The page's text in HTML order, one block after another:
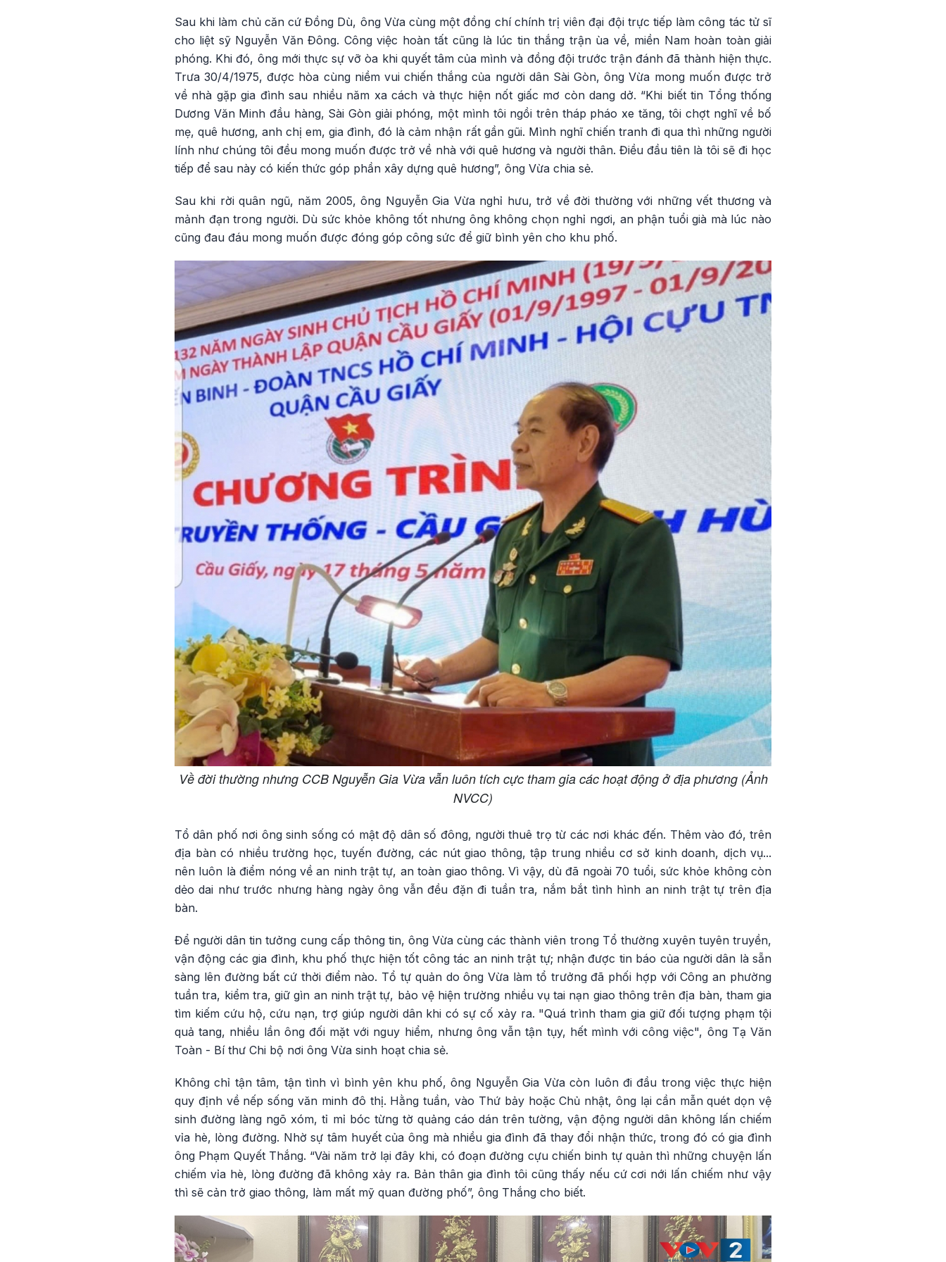
Sau khi làm chủ căn cứ Đồng Dù, ông Vừa cùng một đồng chí chính trị viên đại đội trực tiếp làm công tác tử sĩ
cho liệt sỹ Nguyễn Văn Đông. Công việc hoàn tất cũng là lúc tin thắng trận ùa về, miền Nam hoàn toàn giải
phóng. Khi đó, ông mới thực sự vỡ òa khi quyết tâm của mình và đồng đội trước trận đánh đã thành hiện thực.
Trưa 30/4/1975, được hòa cùng niềm vui chiến thắng của người dân Sài Gòn, ông Vừa mong muốn được trở
về nhà gặp gia đình sau nhiều năm xa cách và thực hiện nốt giấc mơ còn dang dở. “Khi biết tin Tổng thống
Dương Văn Minh đầu hàng, Sài Gòn giải phóng, một mình tôi ngồi trên tháp pháo xe tăng, tôi chợt nghĩ về bố
mẹ, quê hương, anh chị em, gia đình, đó là cảm nhận rất gần gũi. Mình nghĩ chiến tranh đi qua thì những người
lính như chúng tôi đều mong muốn được trở về nhà với quê hương và người thân. Điều đầu tiên là tôi sẽ đi học
tiếp để sau này có kiến thức góp phần xây dựng quê hương”, ông Vừa chia sẻ.
Sau khi rời quân ngũ, năm 2005, ông Nguyễn Gia Vừa nghỉ hưu, trở về đời thường với những vết thương và
mảnh đạn trong người. Dù sức khỏe không tốt nhưng ông không chọn nghỉ ngơi, an phận tuổi già mà lúc nào
cũng đau đáu mong muốn được đóng góp công sức để giữ bình yên cho khu phố.
Về đời thường nhưng CCB Nguyễn Gia Vừa vẫn luôn tích cực tham gia các hoạt động ở địa phương (Ảnh
NVCC)
Tổ dân phố nơi ông sinh sống có mật độ dân số đông, người thuê trọ từ các nơi khác đến. Thêm vào đó, trên
địa bàn có nhiều trường học, tuyến đường, các nút giao thông, tập trung nhiều cơ sở kinh doanh, dịch vụ...
nên luôn là điểm nóng về an ninh trật tự, an toàn giao thông. Vì vậy, dù đã ngoài 70 tuổi, sức khỏe không còn
dẻo dai như trước nhưng hàng ngày ông vẫn đều đặn đi tuần tra, nắm bắt tình hình an ninh trật tự trên địa
bàn.
Để người dân tin tưởng cung cấp thông tin, ông Vừa cùng các thành viên trong Tổ thường xuyên tuyên truyền,
vận động các gia đình, khu phố thực hiện tốt công tác an ninh trật tự; nhận được tin báo của người dân là sẵn
sàng lên đường bất cứ thời điểm nào. Tổ tự quản do ông Vừa làm tổ trưởng đã phối hợp với Công an phường
tuần tra, kiểm tra, giữ gìn an ninh trật tự, bảo vệ hiện trường nhiều vụ tai nạn giao thông trên địa bàn, tham gia
tìm kiếm cứu hộ, cứu nạn, trợ giúp người dân khi có sự cố xảy ra. "Quá trình tham gia giữ đối tượng phạm tội
quả tang, nhiều lần ông đối mặt với nguy hiểm, nhưng ông vẫn tận tụy, hết mình với công việc", ông Tạ Văn
Toàn - Bí thư Chi bộ nơi ông Vừa sinh hoạt chia sẻ.
Không chỉ tận tâm, tận tình vì bình yên khu phố, ông Nguyễn Gia Vừa còn luôn đi đầu trong việc thực hiện
quy định về nếp sống văn minh đô thị. Hằng tuần, vào Thứ bảy hoặc Chủ nhật, ông lại cần mẫn quét dọn vệ
sinh đường làng ngõ xóm, tỉ mỉ bóc từng tờ quảng cáo dán trên tường, vận động người dân không lấn chiếm
vỉa hè, lòng đường. Nhờ sự tâm huyết của ông mà nhiều gia đình đã thay đổi nhận thức, trong đó có gia đình
ông Phạm Quyết Thắng. “Vài năm trở lại đây khi, có đoạn đường cựu chiến binh tự quản thì những chuyện lấn
chiếm vỉa hè, lòng đường đã không xảy ra. Bản thân gia đình tôi cũng thấy nếu cứ cơi nới lấn chiếm như vậy
thì sẽ cản trở giao thông, làm mất mỹ quan đường phố”, ông Thắng cho biết.